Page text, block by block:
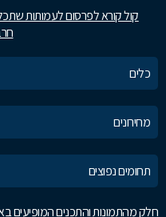
קול קורא לפרסום לעמותות
כלים
מחירונים
תחומים נפוצים
חלק מהתמונות והתכנים המופיעים